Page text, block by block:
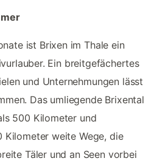
ist Brixen im Thale ein
Ein breitgefächertes
und Unternehmungen lässt
Das umliegende Brixental
500 Kilometer und
Kilometer weite Wege, die
Täler und an Seen vorbei